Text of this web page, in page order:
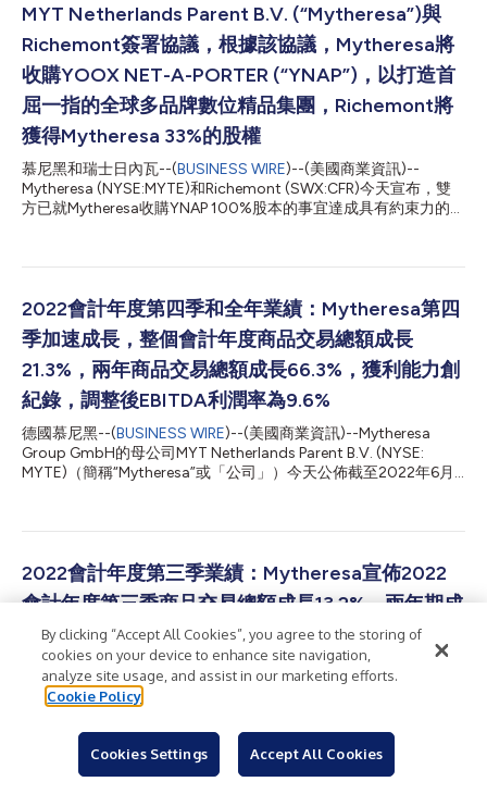
MYT Netherlands Parent B.V. (“Mytheresa”)與
Richemont簽署協議，根據該協議，Mytheresa將
收購YOOX NET-A-PORTER (“YNAP”)，以打造首
屈一指的全球多品牌數位精品集團，Richemont將
獲得Mytheresa 33%的股權
慕尼黑和瑞士日內瓦--(BUSINESS WIRE)--(美國商業資訊)--
Mytheresa (NYSE:MYTE)和Richemont (SWX:CFR)今天宣布，雙
方已就Mytheresa收購YNAP 100%股本的事宜達成具有約束力的協
來自最負盛名的精品品牌。 交易理由 Mytheresa和YNAP憑藉其在
在精品產業贏得了良好的聲譽。不同的店面共同涵蓋了精品市場的
廣泛領域，在品牌組合、客戶和地域集中性方面提出了獨特的主
張，同時對頂級客戶具有共同的策略定位。 從中期來看，
Mytheresa對合併後集團的願景包括： 將YNAP的精品部門併入
Mytheresa，以打造一個擁有三大店面的集團：MYTHERESA、
NET-A-PORTER和MR PORTER，可望： 以獨特的品類、行銷和客
戶接觸點為基礎，為客戶提供更廣泛、更具差異化的精品產品；
透過獨特的選品和靈感，讓精品品牌合作夥伴能夠觸及更廣泛和具
體的全球精品...
2022會計年度第四季和全年業績：Mytheresa第四
季加速成長，整個會計年度商品交易總額成長
21.3%，兩年商品交易總額成長66.3%，獲利能力創
紀錄，調整後EBITDA利潤率為9.6%
德國慕尼黑--(BUSINESS WIRE)--(美國商業資訊)--Mytheresa
Group GmbH的母公司MYT Netherlands Parent B.V. (NYSE:
MYTE)（簡稱“Mytheresa”或「公司」）今天公佈截至2022年6月
高了獲利能力。Mytheresa認為該公司能夠充分利用精品消費者向
的擴張機會。 Mytheresa執行長Michael Kliger表示：「我們在
2022會計年度和第四季的強勁財務業績，讓我們在數位平臺中的
式。在經濟和地緣政治挑戰的背景下，我們展現出強勁的成長和獲
利能力。我們仍然堅信，高級數位精品業與我們卓越的商業模式結
合，將在未來幾年為我們的投資人帶來優異業績。當然，我們仍會
非常敏捷地應對外部發展及其對我們業務的潛在影響。」 Kliger繼
續說道：「在第四季，我們的GMV成長較第三季加...
2022會計年度第三季業績：Mytheresa宣佈2022
會計年度第三季商品交易總額成長13.2%，兩年期成
長67%，獲利能力穩定，2022會計年度全年可望表
現強勁
德國慕尼黑--(BUSINESS WIRE
MYTE)（簡稱“Mytheresa”或「公司」）今天公佈截至2022年3月
31日的2022會計年度第三季財務業績。這家多品牌精品數位平臺
在本季再次呈現穩定的收入成長，並保持獲利能力。 Mytheresa執
By clicking “Accept All Cookies”, you agree to the storing of
cookies on your device to enhance site navigation,
analyze site usage, and assist in our marketing efforts.
Cookie Policy
Cookies Settings Accept All Cookies